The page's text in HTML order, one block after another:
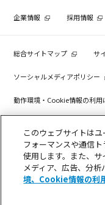
企業情報 採用情報
総合サイトマップ サ
ソーシャルメディアポリシー
動作環境・Cookie情報の利用
COPYRIGHT © KDDI
このウェブサイトは
フォーマンスや通信
使用します。また、
メディア、広告、分析
境、Cookie情報の利